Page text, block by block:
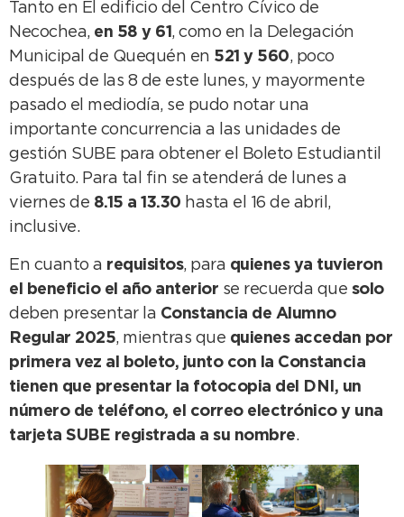
Tanto en El edificio del Centro Cívico de
Necochea, en 58 y 61 , como en la Delegación
Municipal de Quequén en 521 y 560, poco
después de las 8 de este lunes, y mayormente
pasado el mediodía, se pudo notar una
importante concurrencia a las unidades de
gestión SUBE para obtener el Boleto Estudiantil
Gratuito. Para tal fin se atenderá de lunes a
viernes de 8.15 a 13.30 hasta el 16 de abril,
inclusive.
En cuanto a requisitos, para quienes ya tuvieron
el beneficio el año anterior se recuerda que solo
deben presentar la Constancia de Alumno
Regular 2025, mientras que quienes accedan por
primera vez al boleto, junto con la Constancia
tienen que presentar la fotocopia del DNI, un
número de teléfono, el correo electrónico y una
tarjeta SUBE registrada a su nombre.